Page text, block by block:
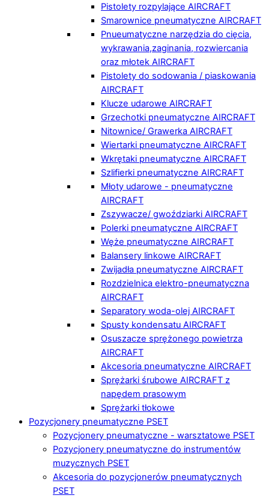
Pistolety rozpylające AIRCRAFT
Smarownice pneumatyczne AIRCRAFT
Pnueumatyczne narzędzia do cięcia,
wykrawania,zaginania, rozwiercania
oraz młotek AIRCRAFT
Pistolety do sodowania / piaskowania
AIRCRAFT
Klucze udarowe AIRCRAFT
Grzechotki pneumatyczne AIRCRAFT
Nitownice/ Grawerka AIRCRAFT
Wiertarki pneumatyczne AIRCRAFT
Wkrętaki pneumatyczne AIRCRAFT
Szlifierki pneumatyczne AIRCRAFT
Młoty udarowe - pneumatyczne
AIRCRAFT
Zszywacze/ gwoździarki AIRCRAFT
Polerki pneumatyczne AIRCRAFT
Węże pneumatyczne AIRCRAFT
Balansery linkowe AIRCRAFT
Zwijadła pneumatyczne AIRCRAFT
Rozdzielnica elektro-pneumatyczna
AIRCRAFT
Separatory woda-olej AIRCRAFT
Spusty kondensatu AIRCRAFT
Osuszacze sprężonego powietrza
AIRCRAFT
Akcesoria pneumatyczne AIRCRAFT
Sprężarki śrubowe AIRCRAFT z
napędem prasowym
Sprężarki tłokowe
Pozycjonery pneumatyczne PSET
Pozycjonery pneumatyczne - warsztatowe PSET
Pozycjonery pneumatyczne do instrumentów
muzycznych PSET
Akcesoria do pozycjonerów pneumatycznych
PSET